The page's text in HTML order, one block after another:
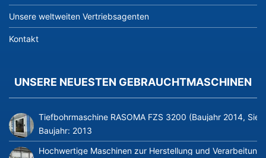
Unsere weltweiten Vertriebsagenten
Kontakt
UNSERE NEUESTEN GEBRAUCHTMASCHINEN
Tiefbohrmaschine RASOMA FZS 3200 (Baujahr 2014,
Baujahr: 2013
Hochwertige Maschinen zur Herstellung und